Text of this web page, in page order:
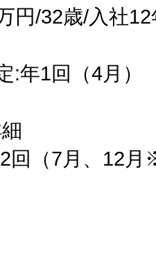
円/32歳/入社12
:年1回（4月）
回（7月、12